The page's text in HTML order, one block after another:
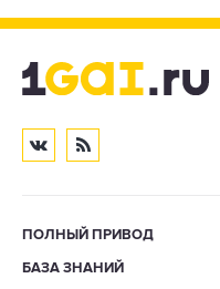
ПОЛНЫЙ ПРИВОД
БАЗА ЗНАНИЙ